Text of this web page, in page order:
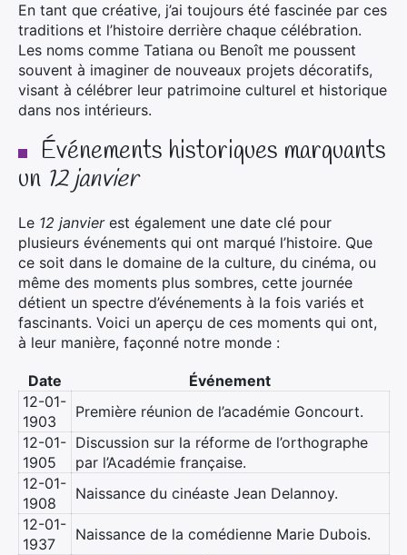
En tant que créative, j’ai toujours été fascinée par ces
traditions et l’histoire derrière chaque célébration.
Les noms comme Tatiana ou Benoît me poussent
souvent à imaginer de nouveaux projets décoratifs,
visant à célébrer leur patrimoine culturel et historique
dans nos intérieurs.
Événements historiques marquants
un 12 janvier
Le 12 janvierest également une date clé pour
plusieurs événements qui ont marqué l’histoire. Que
ce soit dans le domaine de la culture, du cinéma, ou
même des moments plus sombres, cette journée
détient un spectre d’événements à la fois variés et
fascinants. Voici un aperçu de ces moments qui ont,
à leur manière, façonné notre monde :
Date
Événement
12-01-
1903
Première réunion de l’académie Goncourt.
12-01-
1905
Discussion sur la réforme de l’orthographe
par l’Académie française.
12-01-
1908
Naissance du cinéaste Jean Delannoy.
12-01-
1937
Naissance de la comédienne Marie Dubois.